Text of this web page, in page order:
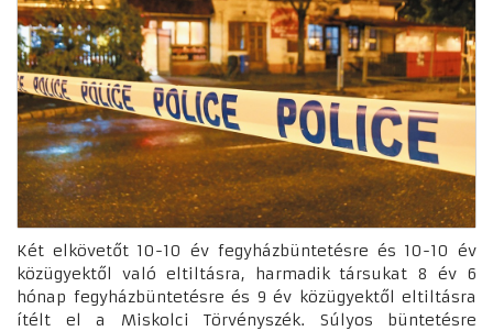
Két elkövetőt 10-10 év fegyházbüntetésre és 10-10 év
közügyektől való eltiltásra, harmadik társukat 8 év 6
hónap fegyházbüntetésre és 9 év közügyektől eltiltásra
ítélt el a Miskolci Törvényszék. Súlyos büntetésre